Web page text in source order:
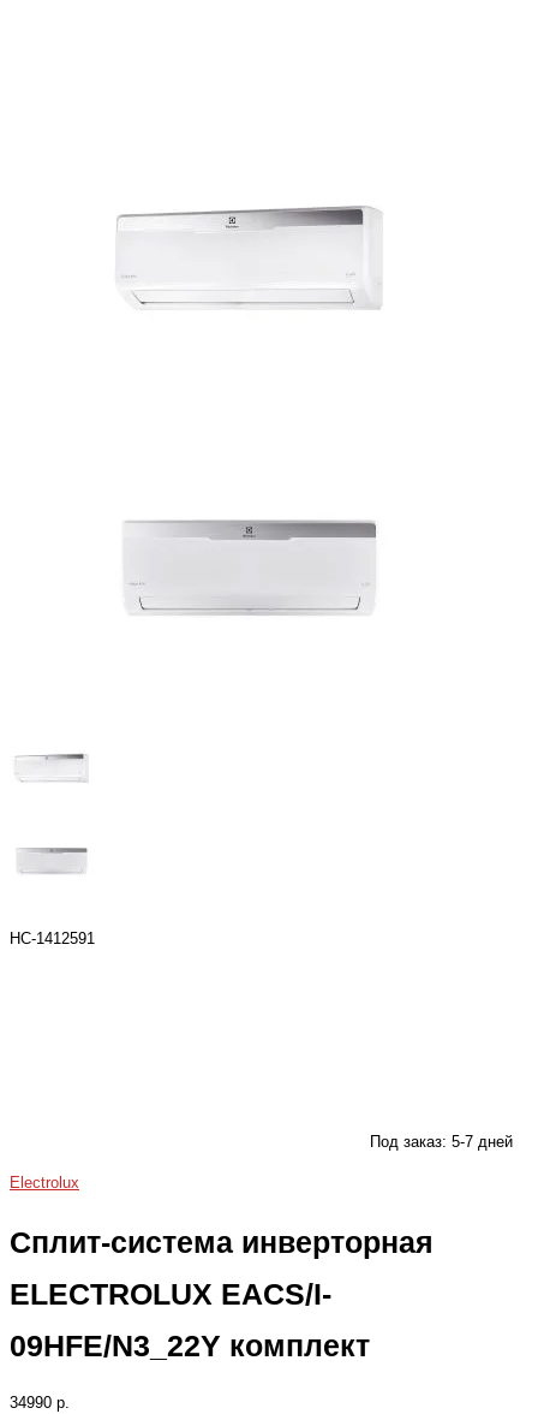
НС-1412591
Под заказ: 5-7 дней
Electrolux
Сплит-система инверторная
ELECTROLUX EACS/I-
09HFE/N3_22Y комплект
34990 р.